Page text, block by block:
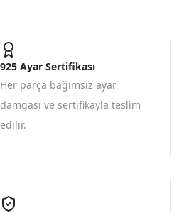
925 Ayar Sertifikası
Her parça bağımsız ayar
damgası ve sertifikayla teslim
edilir.